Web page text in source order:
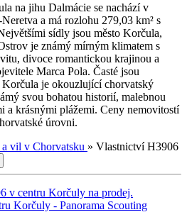
na jihu Dalmácie se nachází v
a má rozlohu 279,03 km² s
sídly jsou město Korčula,
je známý mírným klimatem s
divoce romantickou krajinou a
Marca Pola. Časté jsou
Korčula je okouzlující chorvatský
svou bohatou historií, malebnou
a krásnými plážemi. Ceny nemovitostí
úrovni.
vil v Chorvatsku » Vlastnictví H3906